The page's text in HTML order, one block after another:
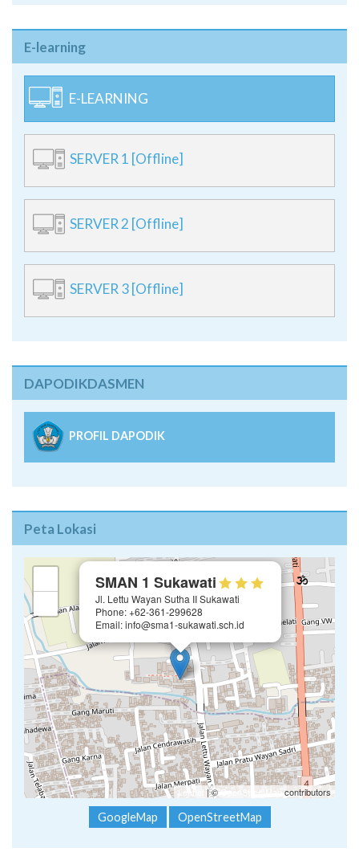
E-learning
E-LEARNING
SERVER 1 [Offline]
SERVER 2 [Offline]
SERVER 3 [Offline]
DAPODIKDASMEN
PROFIL DAPODIK
Peta Lokasi
SMAN 1 Sukawati
Jl. Lettu Wayan Sutha II Sukawati
Phone: +62-361-299628
Email: info@sma1-sukawati.sch.id
Leaflet | ©OpenStreetMap contributors
GoogleMap OpenStreetMap